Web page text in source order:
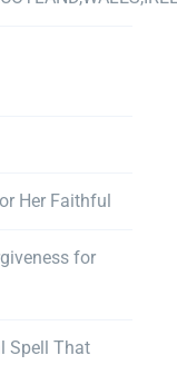
Her Faithful
for
Spell That